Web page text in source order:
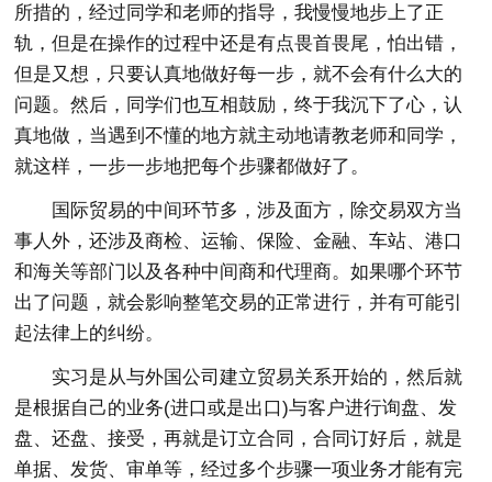
所措的，经过同学和老师的指导，我慢慢地步上了正
轨，但是在操作的过程中还是有点畏首畏尾，怕出错，
但是又想，只要认真地做好每一步，就不会有什么大的
问题。然后，同学们也互相鼓励，终于我沉下了心，认
真地做，当遇到不懂的地方就主动地请教老师和同学，
就这样，一步一步地把每个步骤都做好了。
国际贸易的中间环节多，涉及面方，除交易双方当
事人外，还涉及商检、运输、保险、金融、车站、港口
和海关等部门以及各种中间商和代理商。如果哪个环节
出了问题，就会影响整笔交易的正常进行，并有可能引
起法律上的纠纷。
实习是从与外国公司建立贸易关系开始的，然后就
是根据自己的业务(进口或是出口)与客户进行询盘、发
盘、还盘、接受，再就是订立合同，合同订好后，就是
单据、发货、审单等，经过多个步骤一项业务才能有完